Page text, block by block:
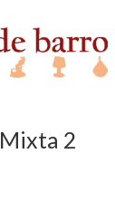
Mixta 2